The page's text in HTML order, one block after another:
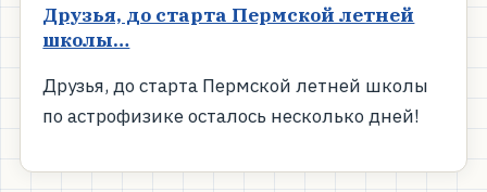
Друзья, до старта Пермской летней
школы…
Друзья, до старта Пермской летней школы
по астрофизике осталось несколько дней!